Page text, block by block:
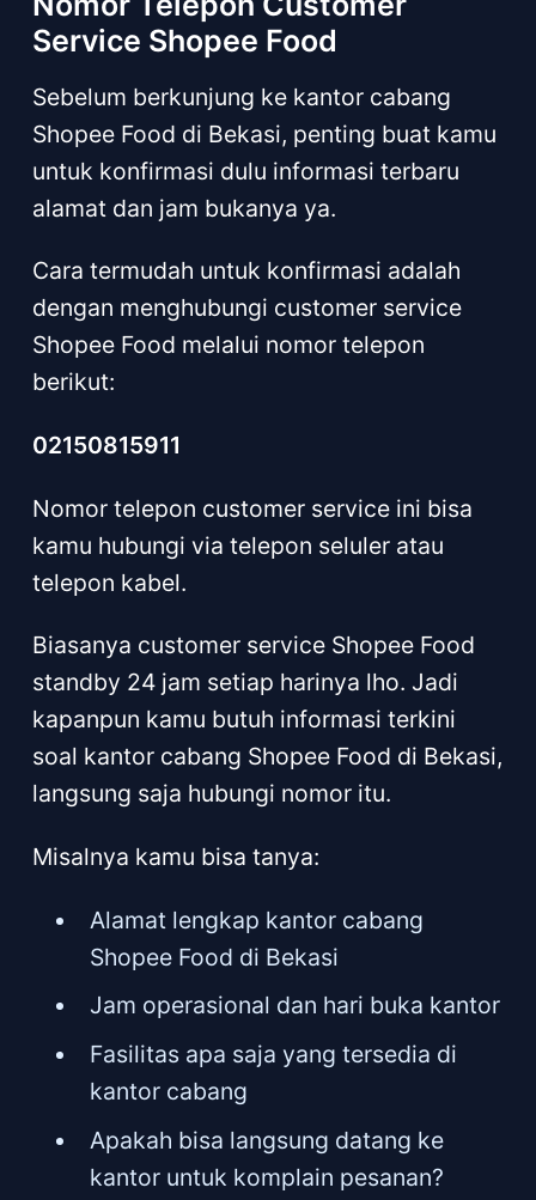
Service Shopee Food
Sebelum berkunjung ke kantor cabang
Shopee Food di Bekasi, penting buat kamu
untuk konfirmasi dulu informasi terbaru
alamat dan jam bukanya ya.
Cara termudah untuk konfirmasi adalah
dengan menghubungi customer service
Shopee Food melalui nomor telepon
berikut:
02150815911
Nomor telepon customer service ini bisa
kamu hubungi via telepon seluler atau
telepon kabel.
Biasanya customer service Shopee Food
standby 24 jam setiap harinya lho. Jadi
kapanpun kamu butuh informasi terkini
soal kantor cabang Shopee Food di Bekasi,
langsung saja hubungi nomor itu.
Misalnya kamu bisa tanya:
Alamat lengkap kantor cabang
Shopee Food di Bekasi
Jam operasional dan hari buka kantor
Fasilitas apa saja yang tersedia di
kantor cabang
Apakah bisa langsung datang ke
kantor untuk komplain pesanan?